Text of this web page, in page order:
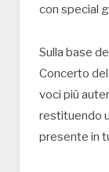
con special
Sulla base
Concerto
voci più
restituendo
presente in